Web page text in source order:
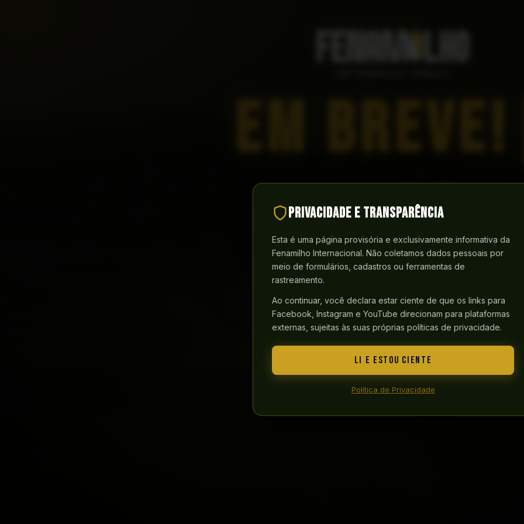
Privacidade e transparência
Esta é uma página provisória e exclusivamente informativa da
Fenamilho Internacional. Não coletamos dados pessoais por
meio de formulários, cadastros ou ferramentas de
rastreamento.
Ao continuar, você declara estar ciente de que os links para
Facebook, Instagram e YouTube direcionam para plataformas
externas, sujeitas às suas próprias políticas de privacidade.
LI E ESTOU CIENTE
Política de Privacidade
EM BREVE!
Estamos preparando uma nova experiência digital para
Enquanto isso, aproveite para nos acompanhar em nossas redes
sociais.
FACEBOOK INSTAGRAM YOUTUBE
© 2026 Fenamilho Internacional. Todos os direitos reservados.
CNPJ 89.969.588/0001-08 · Santo Ângelo/RS